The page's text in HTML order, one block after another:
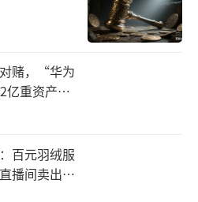
法开始生变，最明确的
威开启。
自去年下半年起却异军
涨。之所以短时间便收
赌，“华为
亿重资产考
百元羽绒服
播间卖出超